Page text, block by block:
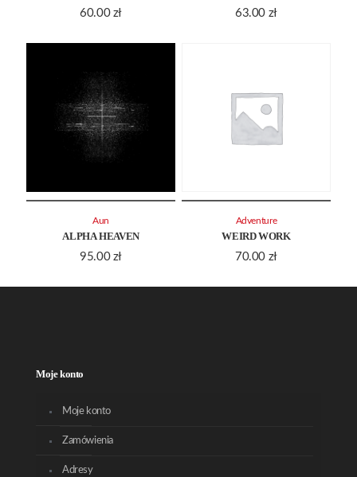
60.00 zł
63.00 zł
ALPHA HEAVEN
95.00 zł
Aun
WEIRD WORK
70.00 zł
Adventure
Moje konto
Moje konto
Zamówienia
Adresy